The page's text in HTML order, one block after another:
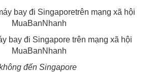
bay đi Singapore trên mạng xã hội
MuaBanNhanh
đến Singapore